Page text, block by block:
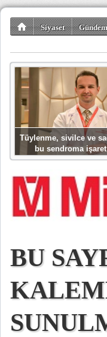
Siyaset Gündem
Tüylenme, sivilce ve
bu sendroma
BU